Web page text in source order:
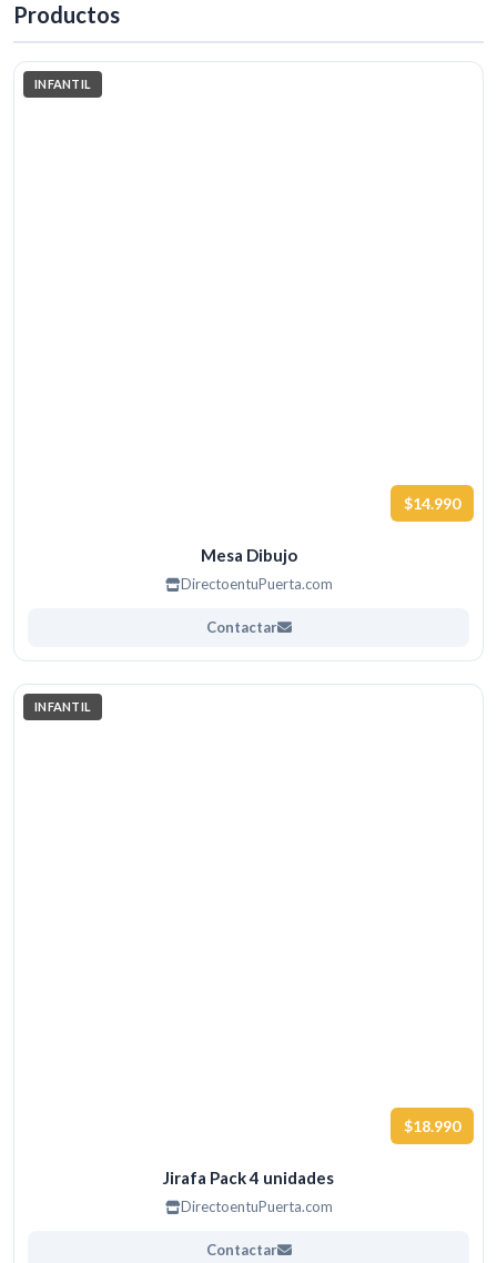
Productos
INFANTIL
$14.990
Mesa Dibujo
DirectoentuPuerta.com
Contactar
INFANTIL
$18.990
Jirafa Pack 4 unidades
DirectoentuPuerta.com
Contactar